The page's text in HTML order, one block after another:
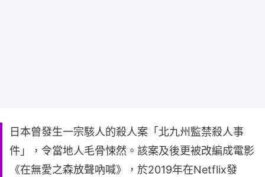
日本曾發生一宗駭人的殺人案「北九州監禁殺人事
件」，令當地人毛骨悚然。該案及後更被改編成電影
《在無愛之森放聲吶喊》，於2019年在Netflix發